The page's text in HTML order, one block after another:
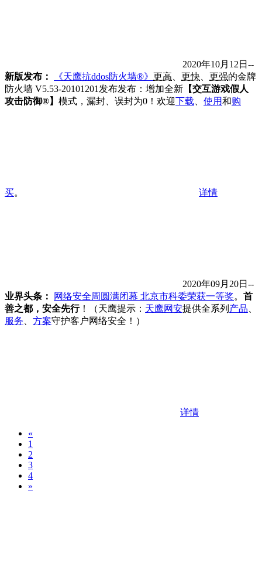
2020年10月12日--
新版发布：
《天鹰抗ddos防火墙®》 更高 更快 更强的金牌
防火墙 V5.53-20101201发布发布：增加全新 【交互游戏假人
攻击防御®】 模式，漏封、误封为0！欢迎下载 使用和购
买。 详情
2020年09月20日--
业界头条：
网络安全周圆满闭幕 北京市科委荣获一等奖。 首
善之都，安全先行！（天鹰提示： 天鹰网安提供全系列 产品
服务
方案守护客户网络安全！）
详情
«
1
2
3
4
»